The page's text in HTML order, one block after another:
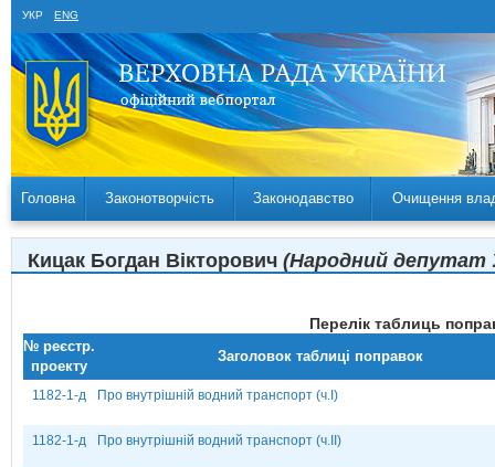
УКР ENG
Головна Законотворчість Законодавство Очищення
Кицак Богдан Вікторович (Народний депутат
Перелік таблиць
№ реєстр.
проекту
Заголовок таблиці поправок
1182-1-д Про внутрішній водний транспорт (ч.І)
1182-1-д Про внутрішній водний транспорт (ч.ІІ)